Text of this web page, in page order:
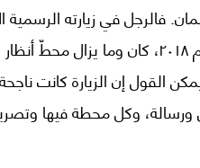
فالرجل في زيارته الرسمية
البيت الأبيض منذ العام ٢٠١٨، كان وما يزال محطّ
القول إن الزيارة كانت ناجحة
وكل محطة فيها